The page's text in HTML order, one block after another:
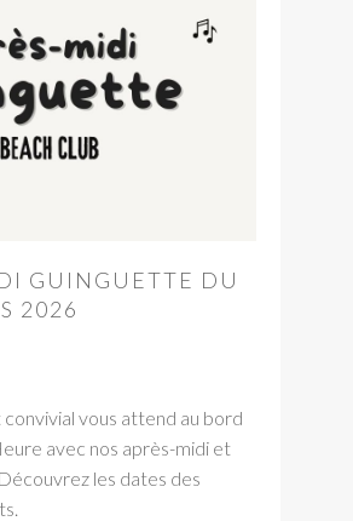
GUINGUETTE DU
2026
vous attend au bord
avec nos après-midi et
les dates des